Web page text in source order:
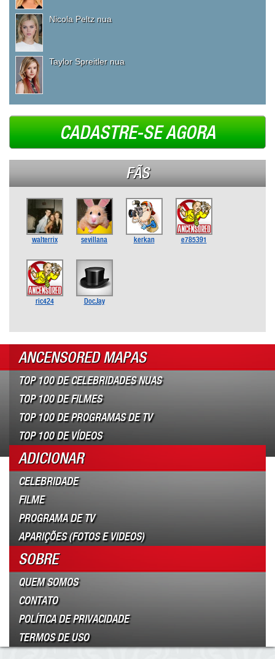
Nicola Peltz nua
Taylor Spreitler nua
CADASTRE-SE AGORA
FÃS
walterrix sevillana kerkan e785391
ric424 DocJay
ANCENSORED MAPAS
TOP 100 DE CELEBRIDADES NUAS
TOP 100 DE FILMES
TOP 100 DE PROGRAMAS DE TV
TOP 100 DE VÍDEOS
ADICIONAR
CELEBRIDADE
FILME
PROGRAMA DE TV
APARIÇÕES (FOTOS E VIDEOS)
SOBRE
QUEM SOMOS
CONTATO
POLÍTICA DE PRIVACIDADE
TERMOS DE USO